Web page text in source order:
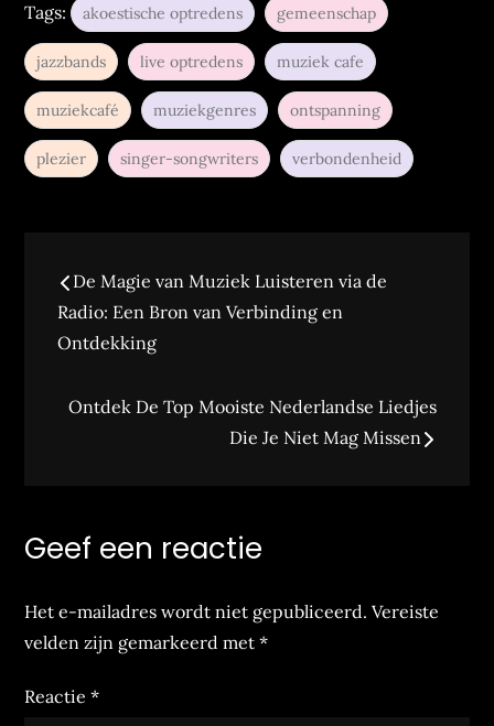
Tags:
akoestische optredens gemeenschap
jazzbands live optredens muziek cafe
muziekcafé muziekgenres ontspanning
plezier singer-songwriters verbondenheid
Berichtnavigatie
De Magie van Muziek Luisteren via de
Radio: Een Bron van Verbinding en
Ontdekking
Ontdek De Top Mooiste Nederlandse Liedjes
Die Je Niet Mag Missen
Geef een reactie
Het e-mailadres wordt niet gepubliceerd. Vereiste
velden zijn gemarkeerd met*
Reactie*